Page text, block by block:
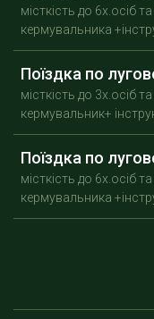
місткість до 6х.осіб
кермувальника
Поїздка по
місткість до 3х.осіб
кермувальник+
Поїздка по
місткість до 6х.осіб
кермувальника